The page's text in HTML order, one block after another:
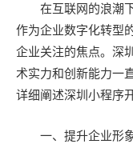
在互联网的浪潮
作为企业数字化转型
企业关注的焦点。深
术实力和创新能力一
详细阐述深圳小程序
一、提升企业形